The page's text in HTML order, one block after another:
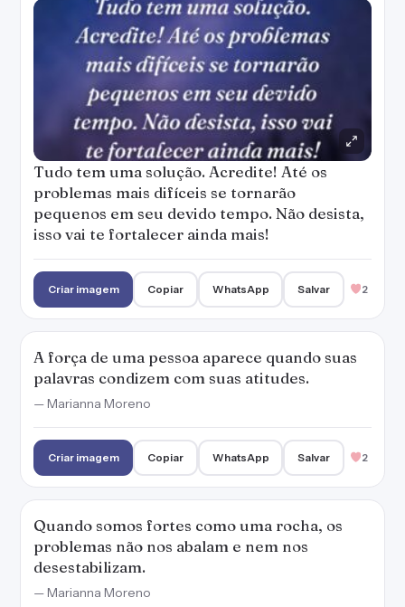
Tudo tem uma solução. Acredite! Até os
problemas mais difíceis se tornarão
pequenos em seu devido tempo. Não desista,
isso vai te fortalecer ainda mais!
Criar imagem Copiar WhatsApp Salvar 2
A força de uma pessoa aparece quando suas
palavras condizem com suas atitudes.
— Marianna Moreno
Criar imagem Copiar WhatsApp Salvar 2
Quando somos fortes como uma rocha, os
problemas não nos abalam e nem nos
desestabilizam.
— Marianna Moreno